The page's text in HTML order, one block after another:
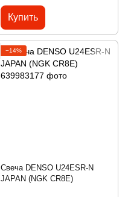
Купить
−14%
Свеча DENSO U24ESR-N
JAPAN (NGK CR8E)